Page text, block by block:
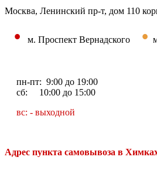
Москва, Ленинский пр-т, дом 110
• м. Проспект Вернадского •
пн-пт: 9:00 до 19:00
сб: 10:00 до 15:00
вс: - выходной
Адрес пункта самовывоза в